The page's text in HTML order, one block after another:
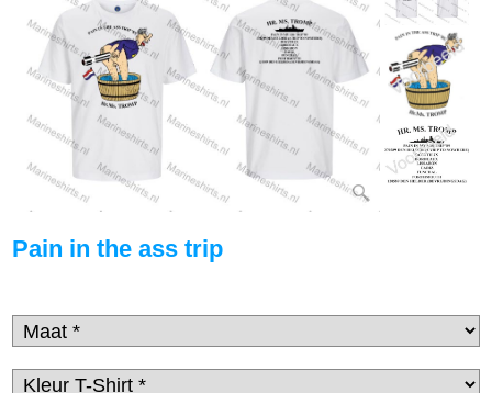
Pain in the ass trip
€16.53 excl BTW